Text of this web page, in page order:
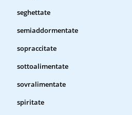
seghettate
semiaddormentate
sopraccitate
sottoalimentate
sovralimentate
spiritate